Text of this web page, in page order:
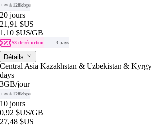
+ ∞ à 128kbps
20 jours
21,91 $US
1,10 $US/GB
$3 de réduction 3 pays
Détails
Central Asia Kazakhstan & Uzbekistan &
days
3GB/jour
+ ∞ à 128kbps
10 jours
0,92 $US/GB
27,48 $US